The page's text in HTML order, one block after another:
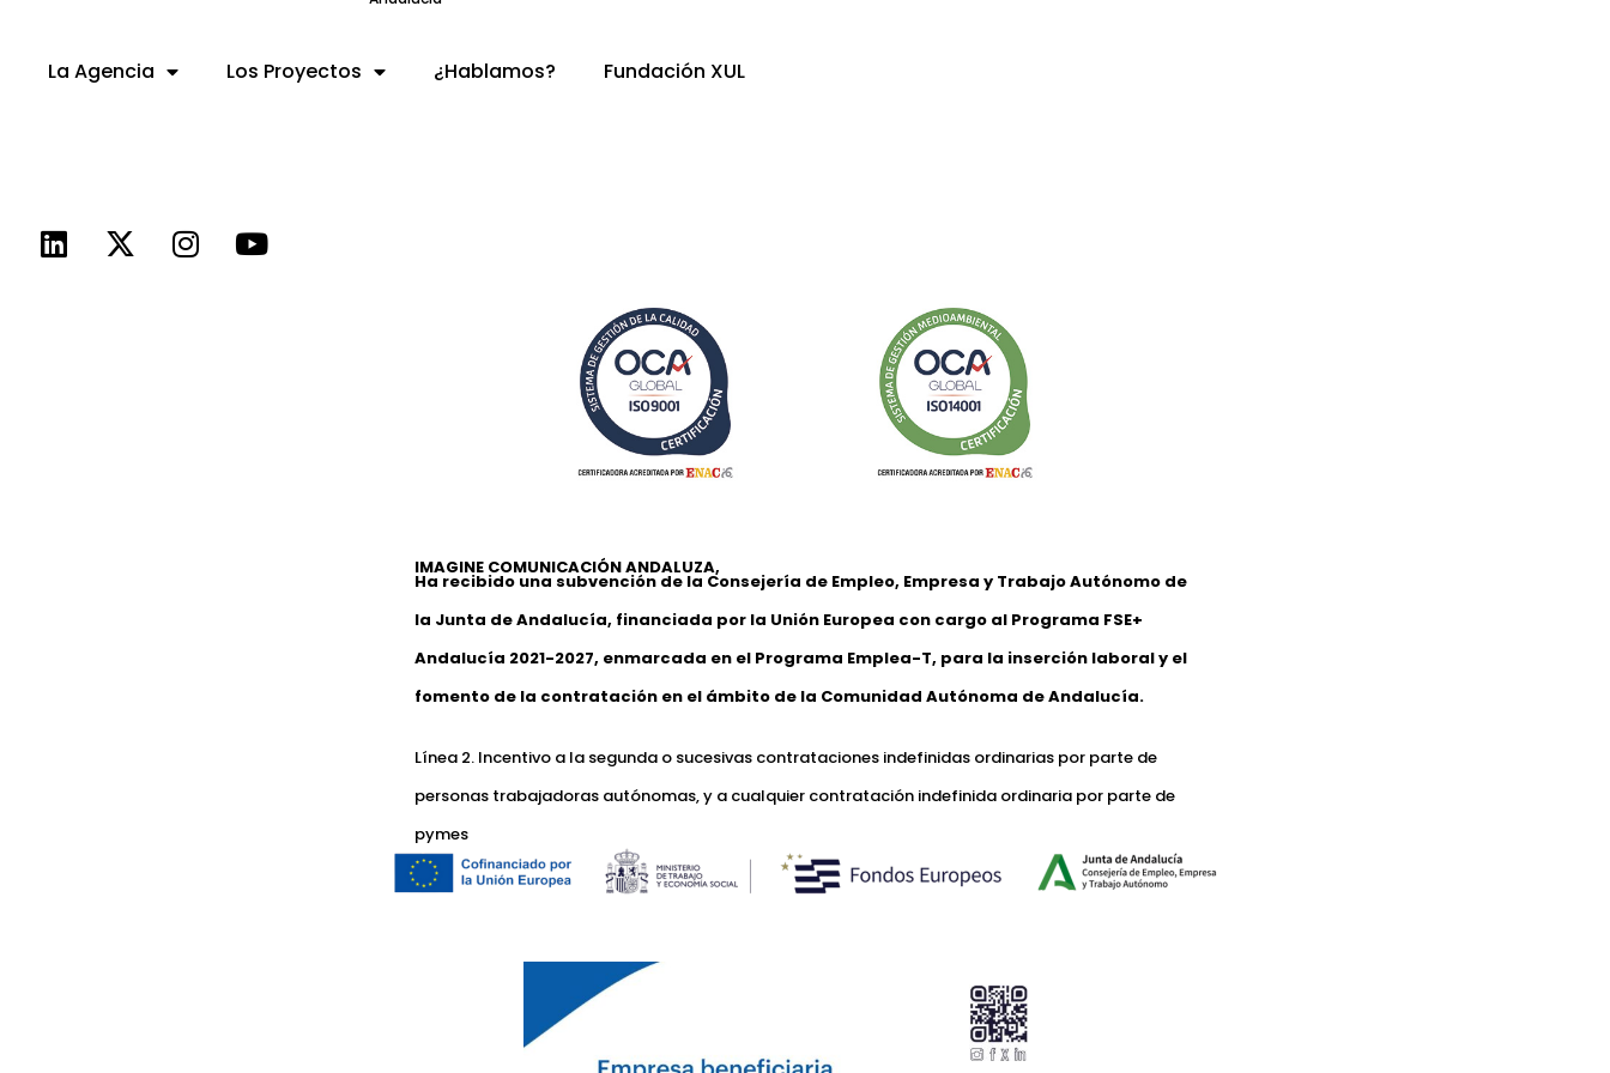
La Agencia Los Proyectos ¿Hablamos? Fundación XUL
IMAGINE COMUNICACIÓN ANDALUZA,
Ha recibido una subvención de la Consejería de Empleo, Empresa y Trabajo Autónomo de
la Junta de Andalucía, financiada por la Unión Europea con cargo al Programa FSE+
Andalucía 2021-2027, enmarcada en el Programa Emplea-T, para la inserción laboral y el
fomento de la contratación en el ámbito de la Comunidad Autónoma de Andalucía.
Línea 2. Incentivo a la segunda o sucesivas contrataciones indefinidas ordinarias por parte de
personas trabajadoras autónomas, y a cualquier contratación indefinida ordinaria por parte de
pymes